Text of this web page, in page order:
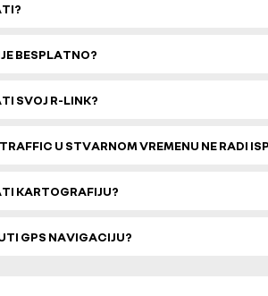
BESPLATNO?
SVOJ R-LINK?
U STVARNOM VREMENU NE RADI
KARTOGRAFIJU?
GPS NAVIGACIJU?